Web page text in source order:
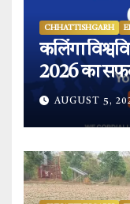
CHHATTISHGARH
कलिंगा
2026 का
AUGUST 5,